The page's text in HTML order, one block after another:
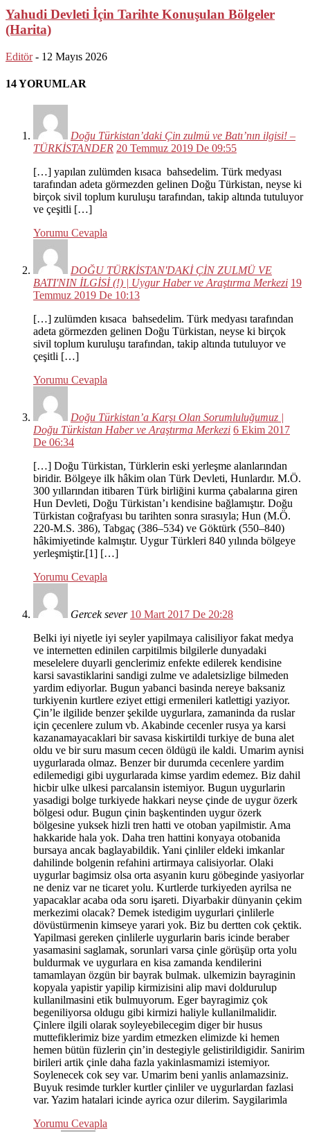
Yahudi Devleti İçin Tarihte Konuşulan Bölgeler
(Harita)
Editör - 12 Mayıs 2026
14 YORUMLAR
Doğu Türkistan’daki Çin zulmü ve Batı’nın ilgisi! –
TÜRKİSTANDER 20 Temmuz 2019 De 09:55
[…] yapılan zulümden kısaca bahsedelim. Türk medyası
tarafından adeta görmezden gelinen Doğu Türkistan, neyse ki
birçok sivil toplum kuruluşu tarafından, takip altında tutuluyor
ve çeşitli […]
Yorumu Cevapla
DOĞU TÜRKİSTAN'DAKİ ÇİN ZULMÜ VE
BATI'NIN İLGİSİ (!) | Uygur Haber ve Araştırma Merkezi 19
Temmuz 2019 De 10:13
[…] zulümden kısaca bahsedelim. Türk medyası tarafından
adeta görmezden gelinen Doğu Türkistan, neyse ki birçok
sivil toplum kuruluşu tarafından, takip altında tutuluyor ve
çeşitli […]
Yorumu Cevapla
Doğu Türkistan’a Karşı Olan Sorumluluğumuz |
Doğu Türkistan Haber ve Araştırma Merkezi 6 Ekim 2017
De 06:34
[…] Doğu Türkistan, Türklerin eski yerleşme alanlarından
biridir. Bölgeye ilk hâkim olan Türk Devleti, Hunlardır. M.Ö.
300 yıllarından itibaren Türk birliğini kurma çabalarına giren
Hun Devleti, Doğu Türkistan’ı kendisine bağlamıştır. Doğu
Türkistan coğrafyası bu tarihten sonra sırasıyla; Hun (M.Ö.
220-M.S. 386), Tabgaç (386–534) ve Göktürk (550–840)
hâkimiyetinde kalmıştır. Uygur Türkleri 840 yılında bölgeye
yerleşmiştir.[1] […]
Yorumu Cevapla
Gercek sever 10 Mart 2017 De 20:28
Belki iyi niyetle iyi seyler yapilmaya calisiliyor fakat medya
ve internetten edinilen carpitilmis bilgilerle dunyadaki
meselelere duyarli genclerimiz enfekte edilerek kendisine
karsi savastiklarini sandigi zulme ve adaletsizlige bilmeden
yardim ediyorlar. Bugun yabanci basinda nereye baksaniz
turkiyenin kurtlere eziyet ettigi ermenileri katlettigi yaziyor.
Çin’le ilgilide benzer şekilde uygurlara, zamaninda da ruslar
için çecenlere zulum vb. Akabinde cecenler rusya ya karsi
kazanamayacaklari bir savasa kiskirtildi turkiye de buna alet
oldu ve bir suru masum cecen öldügü ile kaldi. Umarim aynisi
uygurlarada olmaz. Benzer bir durumda cecenlere yardim
edilemedigi gibi uygurlarada kimse yardim edemez. Biz dahil
hicbir ulke ulkesi parcalansin istemiyor. Bugun uygurlarin
yasadigi bolge turkiyede hakkari neyse çinde de uygur özerk
bölgesi odur. Bugun çinin başkentinden uygur özerk
bölgesine yuksek hizli tren hatti ve otoban yapilmistir. Ama
hakkaride hala yok. Daha tren hattini konyaya otobanida
bursaya ancak baglayabildik. Yani çinliler eldeki imkanlar
dahilinde bolgenin refahini artirmaya calisiyorlar. Olaki
uygurlar bagimsiz olsa orta asyanin kuru göbeginde yasiyorlar
ne deniz var ne ticaret yolu. Kurtlerde turkiyeden ayrilsa ne
yapacaklar acaba oda soru işareti. Diyarbakir dünyanin çekim
merkezimi olacak? Demek istedigim uygurlari çinlilerle
dövüstürmenin kimseye yarari yok. Biz bu dertten cok çektik.
Yapilmasi gereken çinlilerle uygurlarin baris icinde beraber
yasamasini saglamak, sorunlari varsa çinle görüşüp orta yolu
buldurmak ve uygurlara en kisa zamanda kendilerini
tamamlayan özgün bir bayrak bulmak. ulkemizin bayraginin
kopyala yapistir yapilip kirmizisini alip mavi doldurulup
kullanilmasini etik bulmuyorum. Eger bayragimiz çok
begeniliyorsa oldugu gibi kirmizi haliyle kullanilmalidir.
Çinlere ilgili olarak soyleyebilecegim diger bir husus
muttefiklerimiz bize yardim etmezken elimizde ki hemen
hemen bütün füzlerin çin’in destegiyle gelistirildigidir. Sanirim
birileri artik çinle daha fazla yakinlasmamizi istemiyor.
Soylenecek cok sey var. Umarim beni yanlis anlamazsiniz.
Buyuk resimde turkler kurtler çinliler ve uygurlardan fazlasi
var. Yazim hatalari icinde ayrica ozur dilerim. Saygilarimla
Yorumu Cevapla